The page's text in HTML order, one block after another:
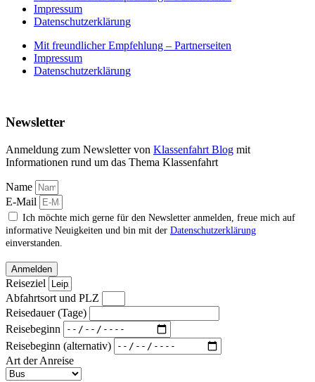
Impressum
Datenschutzerklärung
Mit freundlicher Empfehlung – Partnerseiten
Impressum
Datenschutzerklärung
Newsletter
Anmeldung zum Newsletter von Klassenfahrt Blog mit
Informationen rund um das Thema Klassenfahrt
Name
E-Mail
Ich möchte mich gerne für den Newsletter anmelden, freue mich auf
informative Neuigkeiten und bin mit der Datenschutzerklärung
einverstanden.
Anmelden
Reiseziel
Abfahrtsort und PLZ
Reisedauer (Tage)
Reisebeginn
Reisebeginn (alternativ)
Art der Anreise